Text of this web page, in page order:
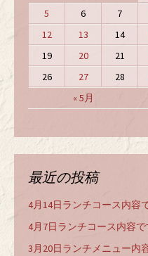
« 5月
5
6 7
12
13 14
19
20 21
26
27 28
最近の投稿
4月14日ランチコース内容
4月7日ランチコース内容で
3月20日ランチメニュー内